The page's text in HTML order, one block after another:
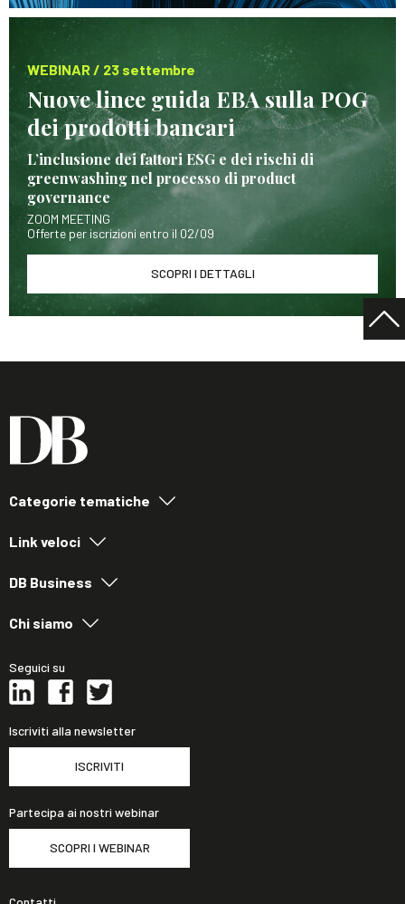
WEBINAR / 23 settembre
Nuove linee guida EBA sulla POG
dei prodotti bancari
L’inclusione dei fattori ESG e dei rischi di
greenwashing nel processo di product
governance
ZOOM MEETING
Offerte per iscrizioni entro il 02/09
SCOPRI I DETTAGLI
Categorie tematiche
Link veloci
DB Business
Chi siamo
Seguici su
Iscriviti alla newsletter
ISCRIVITI
Partecipa ai nostri webinar
SCOPRI I WEBINAR